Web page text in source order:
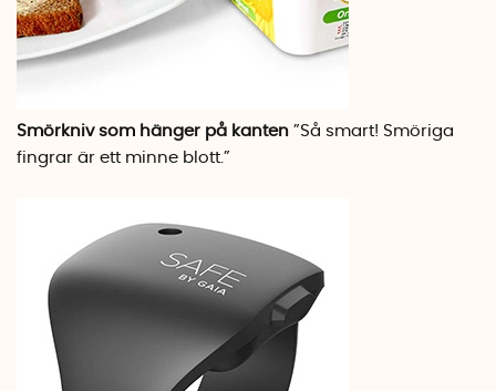
Smörkniv som hänger på kanten ”Så smart! Smöriga
fingrar är ett minne blott.”